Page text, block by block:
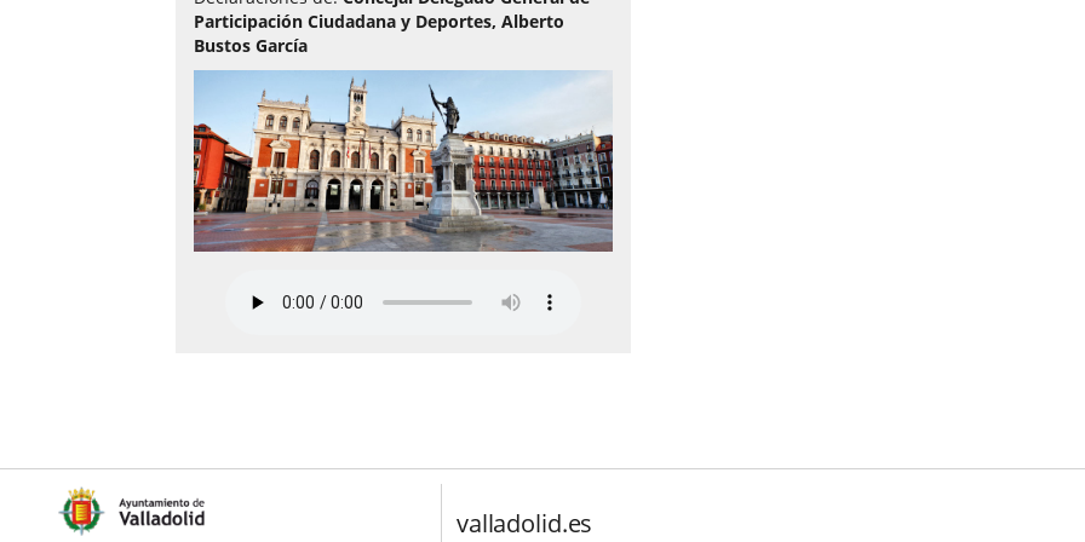
Participación Ciudadana y Deportes, Alberto
Bustos García
valladolid.es